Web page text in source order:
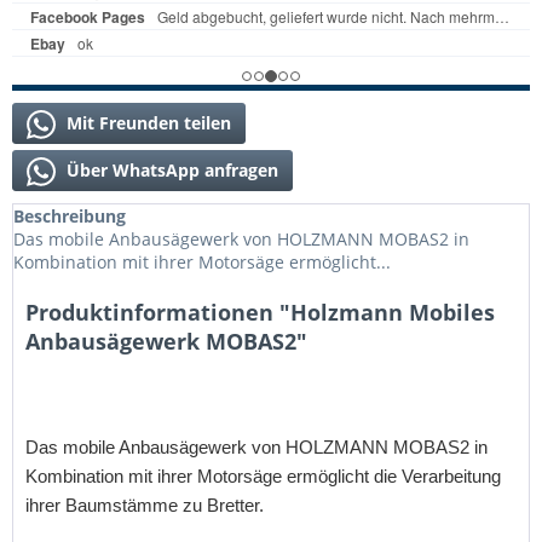
Mit Freunden teilen
Über WhatsApp anfragen
Beschreibung
Das mobile Anbausägewerk von HOLZMANN MOBAS2 in
Kombination mit ihrer Motorsäge ermöglicht...
Produktinformationen "Holzmann Mobiles
Anbausägewerk MOBAS2"
Das mobile Anbausägewerk von HOLZMANN MOBAS2 in
Kombination mit ihrer Motorsäge ermöglicht die Verarbeitung
ihrer Baumstämme zu Bretter.